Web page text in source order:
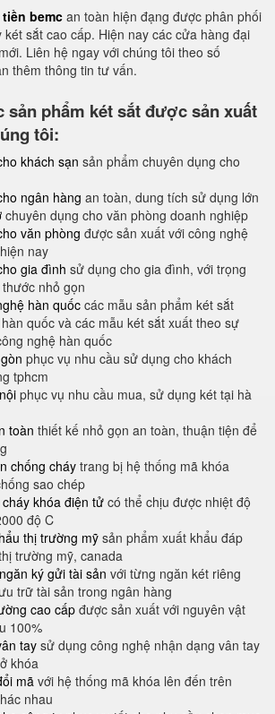
bemc an toàn hiện đạng được phân phối
sắt cao cấp. Hiện nay các cửa hàng đại
Liên hệ ngay với chúng tôi theo số
thêm thông tin tư vấn.
sản phẩm két sắt được sản xuất
tôi:
khách sạn sản phẩm chuyên dụng cho
ngân hàng an toàn, dung tích sử dụng lớn
chuyên dụng cho văn phòng doanh nghiệp
văn phòng được sản xuất với công nghệ
nay
gia đình sử dụng cho gia đình, với trọng
nhỏ gọn
hàn quốc các mẫu sản phẩm két sắt
quốc và các mẫu két sắt xuất theo sự
nghệ hàn quốc
phục vụ nhu cầu sử dụng cho khách
tphcm
phục vụ nhu cầu mua, sử dụng két tại hà
toàn thiết kế nhỏ gọn an toàn, thuận tiện để
chống cháy trang bị hệ thống mã khóa
sao chép
khóa điện tửcó thể chịu được nhiệt độ
độ C
thị trường mỹ sản phẩm xuất khẩu đáp
trường mỹ, canada
ký gửi tài sản với từng ngăn két riêng
trữ tài sản trong ngân hàng
cao cấp được sản xuất với nguyên vật
100%
tay sử dụng công nghệ nhận dạng vân tay
khóa
mã với hệ thống mã khóa lên đến trên
nhau